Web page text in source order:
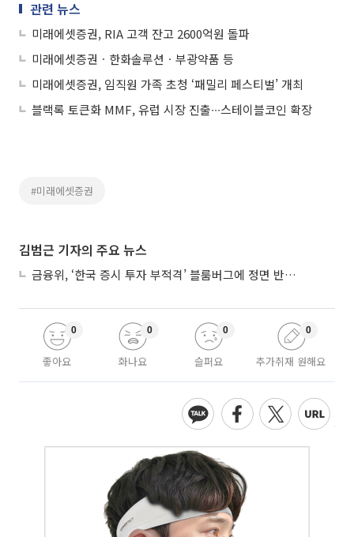
관련 뉴스
미래에셋증권, RIA 고객 잔고 2600억원 돌파
미래에셋증권ㆍ한화솔루션ㆍ부광약품 등
미래에셋증권, 임직원 가족 초청 ‘패밀리 페스티벌’ 개최
블랙록 토큰화 MMF, 유럽 시장 진출∙∙∙스테이블코인 확장
#미래에셋증권
김범근 기자의 주요 뉴스
금융위, ‘한국 증시 투자 부적격’ 블룸버그에 정면 반박…“근거 불분명”
좋아요
0
화나요
0
슬퍼요
0
추가취재 원해요
0